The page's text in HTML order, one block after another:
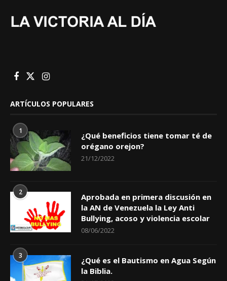
ARTÍCULOS POPULARES
1
¿Qué beneficios tiene tomar té de
orégano orejon?
21/12/2022
2
Aprobada en primera discusión en
la AN de Venezuela la Ley Anti
Bullying, acoso y violencia escolar
08/06/2022
3
¿Qué es el Bautismo en Agua Según
la Biblia.